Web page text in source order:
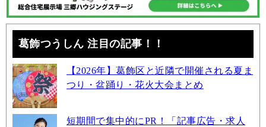
葛飾つうしん 注目の記事！！
【2026年】葛飾区と近隣で開催される夏ま
つり・盆踊り・花火大会まとめ
短期間で集中的にPR！「記事広告・求人